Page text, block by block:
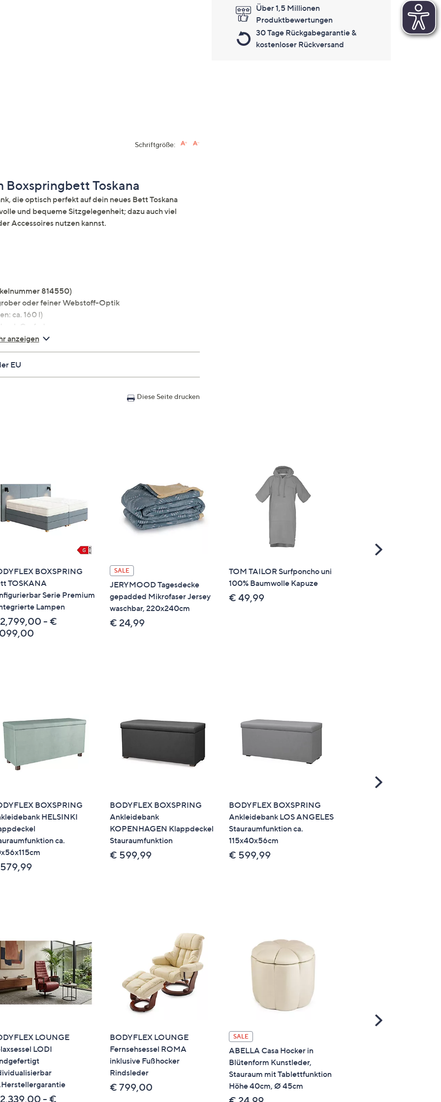
Über 1,5 Millionen
Produktbewertungen
30 Tage Rückgabegarantie &
kostenloser Rückversand
Schriftgröße:
Boxspringbett Toskana
die optisch perfekt auf dein neues Bett Toskana
und bequeme Sitzgelegenheit; dazu auch viel
Accessoires nutzen kannst.
814550)
oder feiner Webstoff-Optik
ca. 160 l)
Gasfedern
passend zum Bett, Fußhöhe ca. 4 cm
mit Konfigurationscode zugeschickt
entsprechenden Farbkollektion zu deinem
zusammen mit deinem Boxspringbett
von 9.00-18.00 Uhr) oder online rund um die
wird die Ankleidebank zusammen mit deinem
geliefert
Toskana
Toskana
Packstation oder ins Ausland geliefert werden.
anzeigen
EU
Diese Seite drucken
BOXSPRING
TOSKANA
Serie Premium
Lampen
- €
SALE
JERYMOOD Tagesdecke
gepadded Mikrofaser Jersey
waschbar, 220x240cm
€ 24,99
TOM TAILOR Surfponcho uni
100% Baumwolle Kapuze
€ 49,99
Scroll
BOXSPRING
HELSINKI
ca.
BODYFLEX BOXSPRING
Ankleidebank
KOPENHAGEN Klappdeckel
Stauraumfunktion
€ 599,99
BODYFLEX BOXSPRING
Ankleidebank LOS ANGELES
Stauraumfunktion ca.
115x40x56cm
€ 599,99
Scroll
LOUNGE
LODI
- €
BODYFLEX LOUNGE
Fernsehsessel ROMA
inklusive Fußhocker
Rindsleder
€ 799,00
SALE
ABELLA Casa Hocker in
Blütenform Kunstleder,
Stauraum mit Tablettfunktion
Höhe 40cm, Ø 45cm
Scroll